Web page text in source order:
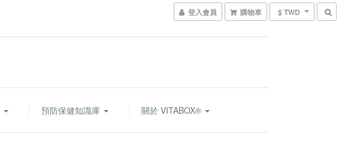
登入會員 購物車 $ TWD
預防保健知識庫 關於 VITABOX®